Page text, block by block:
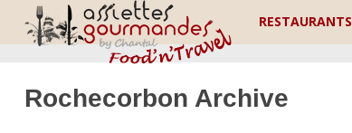
RESTAURANTS
Rochecorbon Archive